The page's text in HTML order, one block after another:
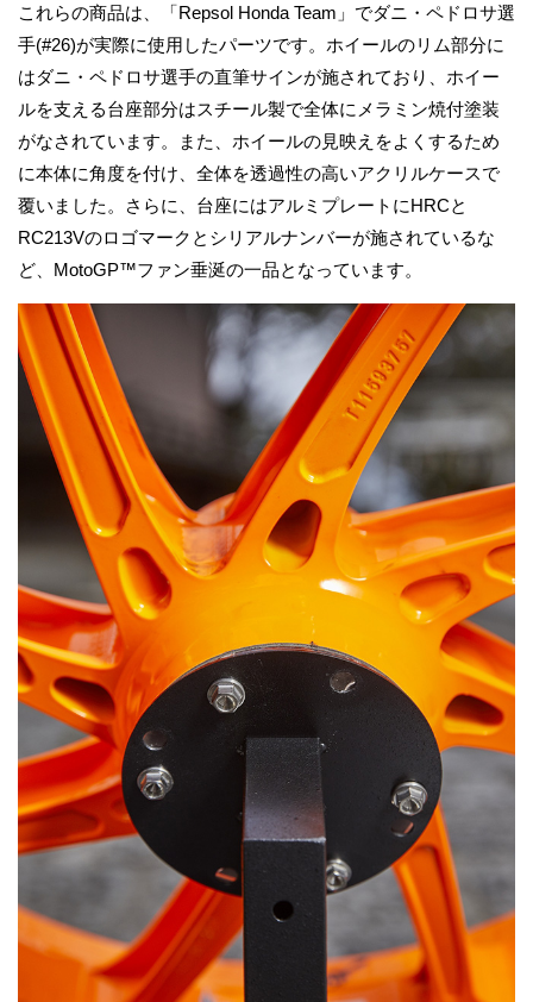
これらの商品は、「Repsol Honda Team」でダニ・ペドロサ選
手(#26)が実際に使用したパーツです。ホイールのリム部分に
はダニ・ペドロサ選手の直筆サインが施されており、ホイー
ルを支える台座部分はスチール製で全体にメラミン焼付塗装
がなされています。また、ホイールの見映えをよくするため
に本体に角度を付け、全体を透過性の高いアクリルケースで
覆いました。さらに、台座にはアルミプレートにHRCと
RC213Vのロゴマークとシリアルナンバーが施されているな
ど、MotoGP™ファン垂涎の一品となっています。